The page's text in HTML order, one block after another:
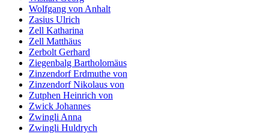
Wolfgang von Anhalt
Zasius Ulrich
Zell Katharina
Zell Matthäus
Zerbolt Gerhard
Ziegenbalg Bartholomäus
Zinzendorf Erdmuthe von
Zinzendorf Nikolaus von
Zutphen Heinrich von
Zwick Johannes
Zwingli Anna
Zwingli Huldrych